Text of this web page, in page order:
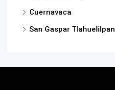
Cuernavaca
San Gaspar Tlahuelilpan